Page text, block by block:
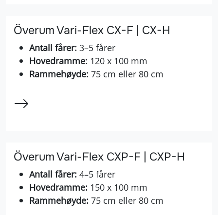
Överum Vari-Flex CX-F | CX-H
Antall fårer: 3–5 fårer
Hovedramme: 120 x 100 mm
Rammehøyde: 75 cm eller 80 cm
Överum Vari-Flex CXP-F | CXP-H
Antall fårer: 4–5 fårer
Hovedramme: 150 x 100 mm
Rammehøyde: 75 cm eller 80 cm